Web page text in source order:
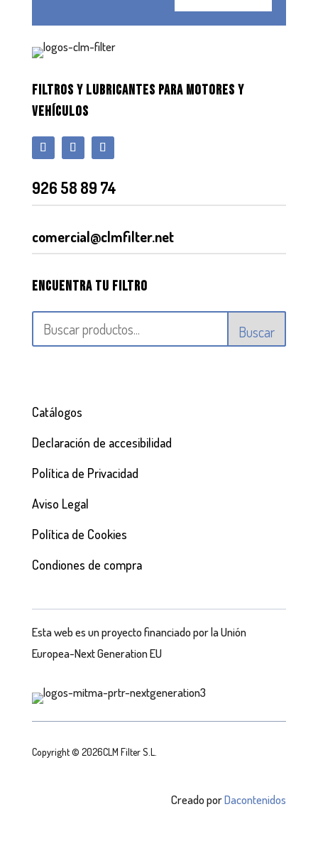
FILTROS Y LUBRICANTES PARA MOTORES Y
VEHÍCULOS
926 58 89 74
comercial@clmfilter.net
Encuentra tu filtro
Buscar
Catálogos
Declaración de accesibilidad
Política de Privacidad
Aviso Legal
Política de Cookies
Condiones de compra
Esta web es un proyecto financiado por la Unión
Europea-Next Generation EU
Copyright © 2026CLM Filter S.L.
Creado porDacontenidos